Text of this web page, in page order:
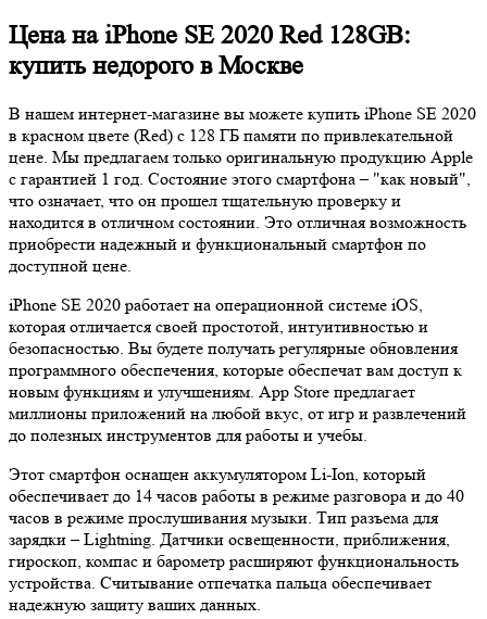
Цена на iPhone SE 2020 Red 128GB:
купить недорого в Москве
В нашем интернет-магазине вы можете купить iPhone SE 2020
в красном цвете (Red) с 128 ГБ памяти по привлекательной
цене. Мы предлагаем только оригинальную продукцию Apple
с гарантией 1 год. Состояние этого смартфона – "как новый",
что означает, что он прошел тщательную проверку и
находится в отличном состоянии. Это отличная возможность
приобрести надежный и функциональный смартфон по
доступной цене.
iPhone SE 2020 работает на операционной системе iOS,
которая отличается своей простотой, интуитивностью и
безопасностью. Вы будете получать регулярные обновления
программного обеспечения, которые обеспечат вам доступ к
новым функциям и улучшениям. App Store предлагает
миллионы приложений на любой вкус, от игр и развлечений
до полезных инструментов для работы и учебы.
Этот смартфон оснащен аккумулятором Li-Ion, который
обеспечивает до 14 часов работы в режиме разговора и до 40
часов в режиме прослушивания музыки. Тип разъема для
зарядки – Lightning. Датчики освещенности, приближения,
гироскоп, компас и барометр расширяют функциональность
устройства. Считывание отпечатка пальца обеспечивает
надежную защиту ваших данных.